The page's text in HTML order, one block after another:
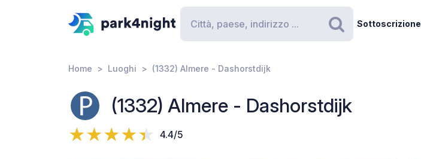
Ricerca
Sottoscrizione
Home Luoghi (1332) Almere - Dashorstdijk
(1332) Almere - Dashorstdijk
4.4/5